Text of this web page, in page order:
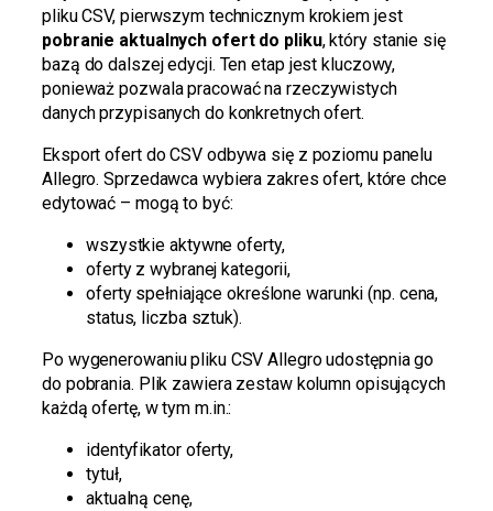
pliku CSV, pierwszym technicznym krokiem jest
pobranie aktualnych ofert do pliku, który stanie się
bazą do dalszej edycji. Ten etap jest kluczowy,
ponieważ pozwala pracować na rzeczywistych
danych przypisanych do konkretnych ofert.
Eksport ofert do CSV odbywa się z poziomu panelu
Allegro. Sprzedawca wybiera zakres ofert, które chce
edytować – mogą to być:
wszystkie aktywne oferty,
oferty z wybranej kategorii,
oferty spełniające określone warunki (np. cena,
status, liczba sztuk).
Po wygenerowaniu pliku CSV Allegro udostępnia go
do pobrania. Plik zawiera zestaw kolumn opisujących
każdą ofertę, w tym m.in.:
identyfikator oferty,
tytuł,
aktualną cenę,